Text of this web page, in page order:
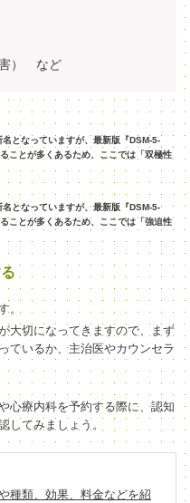
害） など
となっていますが、最新版『DSM-5-
ことが多くあるため、ここでは「双極性
となっていますが、最新版『DSM-5-
ことが多くあるため、ここでは「強迫性
。
大切になってきますので、まず
ているか、主治医やカウンセラ
心療内科を予約する際に、認知
してみましょう。
種類、効果、料金などを紹